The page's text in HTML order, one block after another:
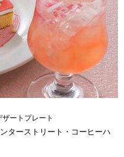
ートプレート
ターストリート・コーヒーハ